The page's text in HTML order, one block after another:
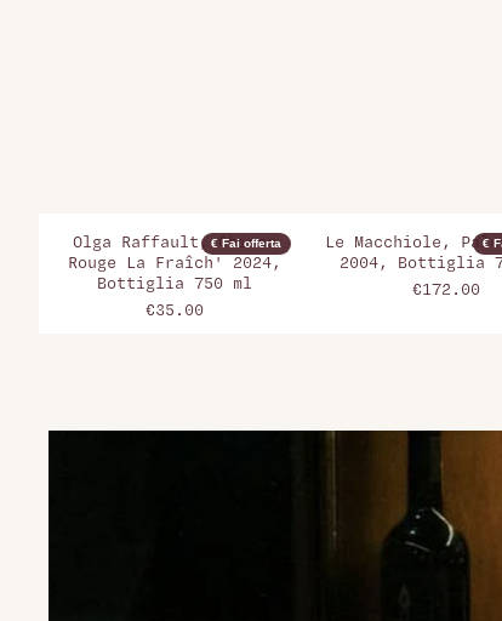
€ Fai offerta
Olga Raffault, Chinon
Rouge La Fraîch' 2024,
Bottiglia 750 ml
€35.00
€
Le Macchiole,
2004, Bottiglia
€172.00